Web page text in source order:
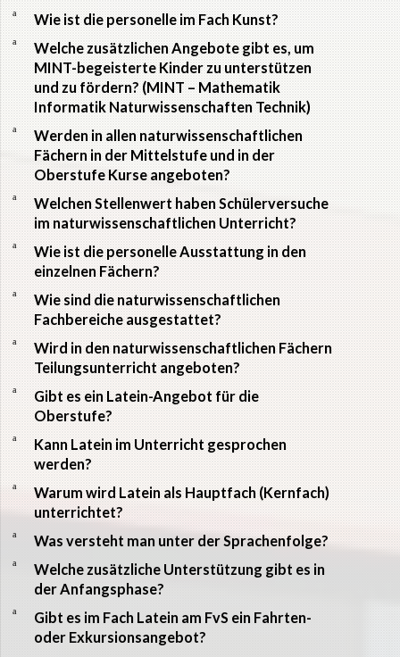
a Wie ist die personelle im Fach Kunst?
a
Welche zusätzlichen Angebote gibt es, um
MINT-begeisterte Kinder zu unterstützen
und zu fördern? (MINT – Mathematik
Informatik Naturwissenschaften Technik)
a
Werden in allen naturwissenschaftlichen
Fächern in der Mittelstufe und in der
Oberstufe Kurse angeboten?
a
Welchen Stellenwert haben Schülerversuche
im naturwissenschaftlichen Unterricht?
a
Wie ist die personelle Ausstattung in den
einzelnen Fächern?
a
Wie sind die naturwissenschaftlichen
Fachbereiche ausgestattet?
a
Wird in den naturwissenschaftlichen Fächern
Teilungsunterricht angeboten?
a
Gibt es ein Latein-Angebot für die
Oberstufe?
a
Kann Latein im Unterricht gesprochen
werden?
a
Warum wird Latein als Hauptfach (Kernfach)
unterrichtet?
a Was versteht man unter der Sprachenfolge?
a
Welche zusätzliche Unterstützung gibt es in
der Anfangsphase?
a
Gibt es im Fach Latein am FvS ein Fahrten-
oder Exkursionsangebot?